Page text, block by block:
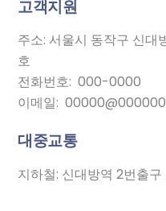
고객지원
주소: 서울시 동작구 신
호
전화번호: 000-0000
이메일:
대중교통
지하철: 신대방역 2번출구